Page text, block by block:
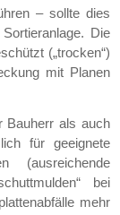
– sollte dies
Die
(„trocken“)
mit Planen
Bauherr als auch
für geeignete
(ausreichende
bei
mehr